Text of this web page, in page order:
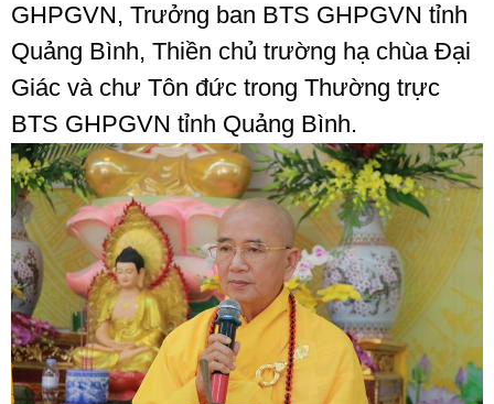
GHPGVN, Trưởng ban BTS GHPGVN tỉnh
Quảng Bình, Thiền chủ trường hạ chùa Đại
Giác và chư Tôn đức trong Thường trực
BTS GHPGVN tỉnh Quảng Bình.